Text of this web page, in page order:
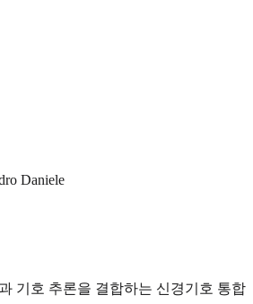
Daniele
기호 추론을 결합하는 신경기호 통합